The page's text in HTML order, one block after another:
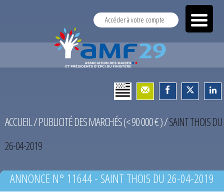
Accéder à votre compte
ACCUEIL/PUBLICITÉ DES MARCHÉS (< 90 000 € )/SAINT THOIS DU
26-04-2019
ANNONCE N° 11644 - SAINT THOIS DU 26-04-2019